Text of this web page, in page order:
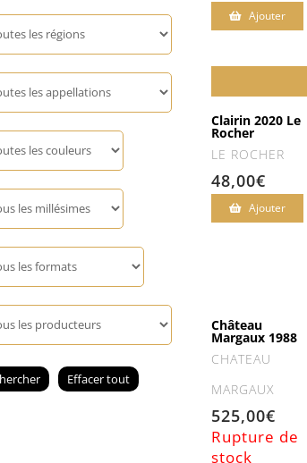
Ajouter
Clairin 2020 Le
Rocher
LE ROCHER
48,00€
Ajouter
Château
Margaux 1988
CHATEAU
MARGAUX
525,00€
Rupture de
stock